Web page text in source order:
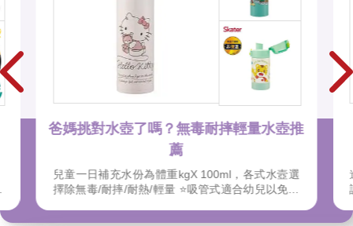
爸媽挑對水壺了嗎？無毒耐摔輕量水壺推
薦
兒童一日補充水份為體重kgX 100ml，各式水壼選
擇除無毒/耐摔/耐熱/輕量 ⭐️吸管式適合幼兒以免水